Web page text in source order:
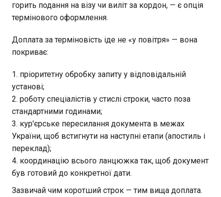
горить подання на візу чи виліт за кордон, — є опція
термінового оформлення.
Доплата за терміновість іде не «у повітря» — вона
покриває:
пріоритетну обробку запиту у відповідальній
установі;
роботу спеціалістів у стислі строки, часто поза
стандартними годинами;
кур'єрське пересилання документа в межах
України, щоб встигнути на наступні етапи (апостиль і
переклад);
координацію всього ланцюжка так, щоб документ
був готовий до конкретної дати.
Зазвичай чим коротший строк — тим вища доплата.